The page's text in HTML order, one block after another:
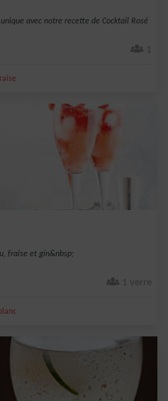
avec notre recette de Cocktail Rosé
1
fraise et gin&nbsp;
1 verre